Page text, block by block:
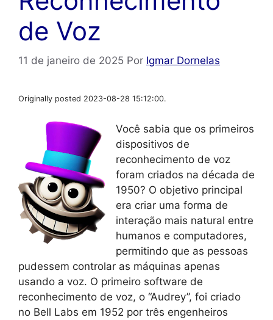
de Voz
11 de janeiro de 2025 Por Igmar Dornelas
Originally posted 2023-08-28 15:12:00.
Você sabia que os primeiros
dispositivos de
reconhecimento de voz
foram criados na década de
1950? O objetivo principal
era criar uma forma de
interação mais natural entre
humanos e computadores,
permitindo que as pessoas
pudessem controlar as máquinas apenas
usando a voz. O primeiro software de
reconhecimento de voz, o “Audrey”, foi criado
no Bell Labs em 1952 por três engenheiros